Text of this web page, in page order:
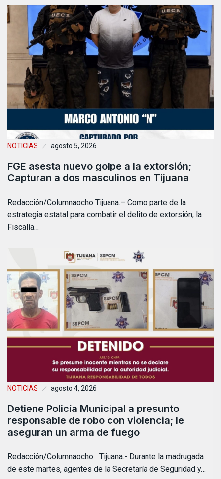
NOTICIAS agosto 5, 2026
FGE asesta nuevo golpe a la extorsión;
Capturan a dos masculinos en Tijuana
Redacción/Columnaocho Tijuana.– Como parte de la
estrategia estatal para combatir el delito de extorsión, la
Fiscalía…
NOTICIAS agosto 4, 2026
Detiene Policía Municipal a presunto
responsable de robo con violencia; le
aseguran un arma de fuego
Redacción/Columnaocho Tijuana.- Durante la madrugada
de este martes, agentes de la Secretaría de Seguridad y…